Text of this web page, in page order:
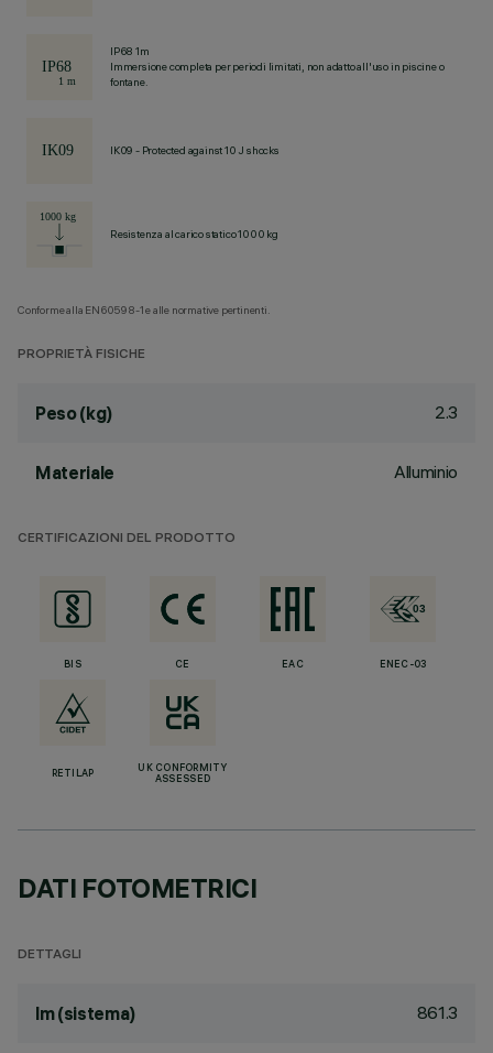
IP68 1m
Immersione completa per periodi limitati, non adatto all'uso in piscine o
fontane.
IK09 - Protected against 10 J shocks
Resistenza al carico statico 1000 kg
Conforme alla EN60598-1 e alle normative pertinenti.
PROPRIETÀ FISICHE
Peso (kg) 2.3
Materiale Alluminio
CERTIFICAZIONI DEL PRODOTTO
BIS CE EAC ENEC-03
RETILAP
UK CONFORMITY
ASSESSED
DATI FOTOMETRICI
DETTAGLI
lm (sistema) 861.3